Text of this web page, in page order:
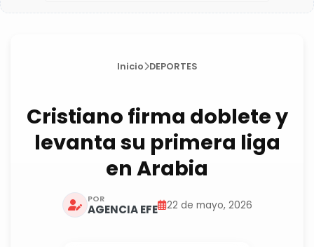
Inicio DEPORTES
Cristiano firma doblete y
levanta su primera liga
en Arabia
POR
AGENCIA EFE 22 de mayo, 2026